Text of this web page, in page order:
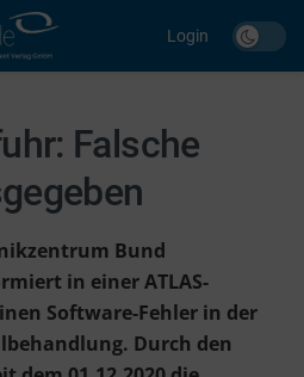
Login
Falsche
Bund
in einer ATLAS-
Software-Fehler in der
Durch den